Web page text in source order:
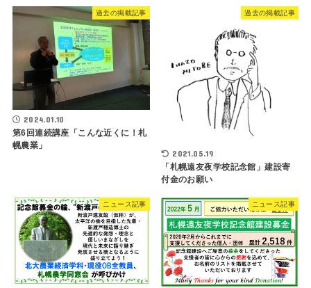
過去の掲載記事
2024.01.10
第6回連続講座「こんな近くに！札
幌農業」
過去の掲載記事
2021.05.19
「札幌遠友夜学校記念館」建設寄
付金のお願い
ニュース記事 ニュース記事